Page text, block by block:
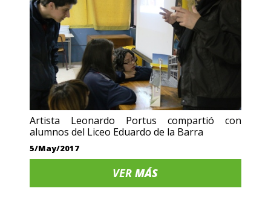
Artista Leonardo Portus compartió con
alumnos del Liceo Eduardo de la Barra
5/May/2017
VERMÁS